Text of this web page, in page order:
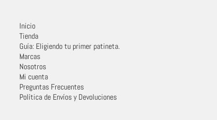
Inicio
Tienda
Guía: Eligiendo tu primer patineta.
Marcas
Nosotros
Mi cuenta
Preguntas Frecuentes
Política de Envíos y Devoluciones